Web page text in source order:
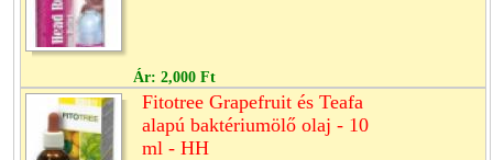
Ár: 2,000 Ft
Fitotree Grapefruit és Teafa
alapú baktériumölő olaj - 10
ml - HH